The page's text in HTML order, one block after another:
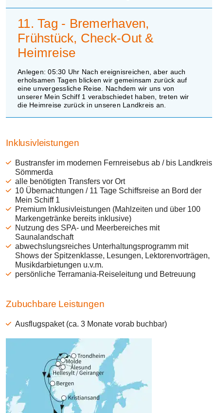
11. Tag - Bremerhaven,
Frühstück, Check-Out &
Heimreise
Anlegen: 05:30 Uhr Nach ereignisreichen, aber auch
erholsamen Tagen blicken wir gemeinsam zurück auf
eine unvergessliche Reise. Nachdem wir uns von
unserer Mein Schiff 1 verabschiedet haben, treten wir
die Heimreise zurück in unseren Landkreis an.
Inklusivleistungen
Bustransfer im modernen Fernreisebus ab / bis Landkreis
Sömmerda
alle benötigten Transfers vor Ort
10 Übernachtungen / 11 Tage Schiffsreise an Bord der
Mein Schiff 1
Premium Inklusivleistungen (Mahlzeiten und über 100
Markengetränke bereits inklusive)
Nutzung des SPA- und Meerbereiches mit
Saunalandschaft
abwechslungsreiches Unterhaltungsprogramm mit
Shows der Spitzenklasse, Lesungen, Lektorenvorträgen,
Musikdarbietungen u.v.m.
persönliche Terramania-Reiseleitung und Betreuung
Zubuchbare Leistungen
Ausflugspaket (ca. 3 Monate vorab buchbar)